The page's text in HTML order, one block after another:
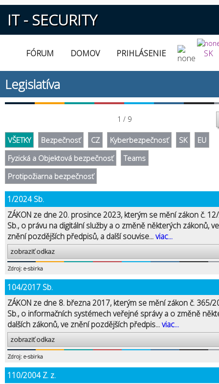
IT - SECURITY
FÓRUM DOMOV PRIHLÁSENIE SK
Legislatíva
1 / 9
VŠETKY Bezpečnosť CZ Kyberbezpečnosť SK
EU
Fyzická a Objektová bezpečnosť
Teams
Protipožiarna bezpečnosť
1/2024 Sb.
ZÁKON ze dne 20. prosince 2023, kterým se mění zákon č.
Sb., o právu na digitální služby a o změně některých zákonů, ve
znění pozdějších předpisů, a další souvise...viac...
zobraziť odkaz
Zdroj: e-sbirka
104/2017 Sb.
ZÁKON ze dne 8. března 2017, kterým se mění zákon č. 365/
Sb., o informačních systémech veřejné správy a o změně
dalších zákonů, ve znění pozdějších předpis...viac...
zobraziť odkaz
Zdroj: e-sbirka
110/2004 Z. z.